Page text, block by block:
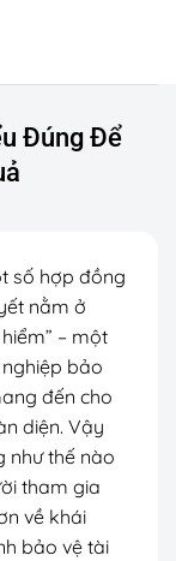
Đúng Để
số hợp đồng
nằm ở
– một
bảo
đến cho
diện. Vậy
như thế nào
tham gia
về khái
bảo vệ tài